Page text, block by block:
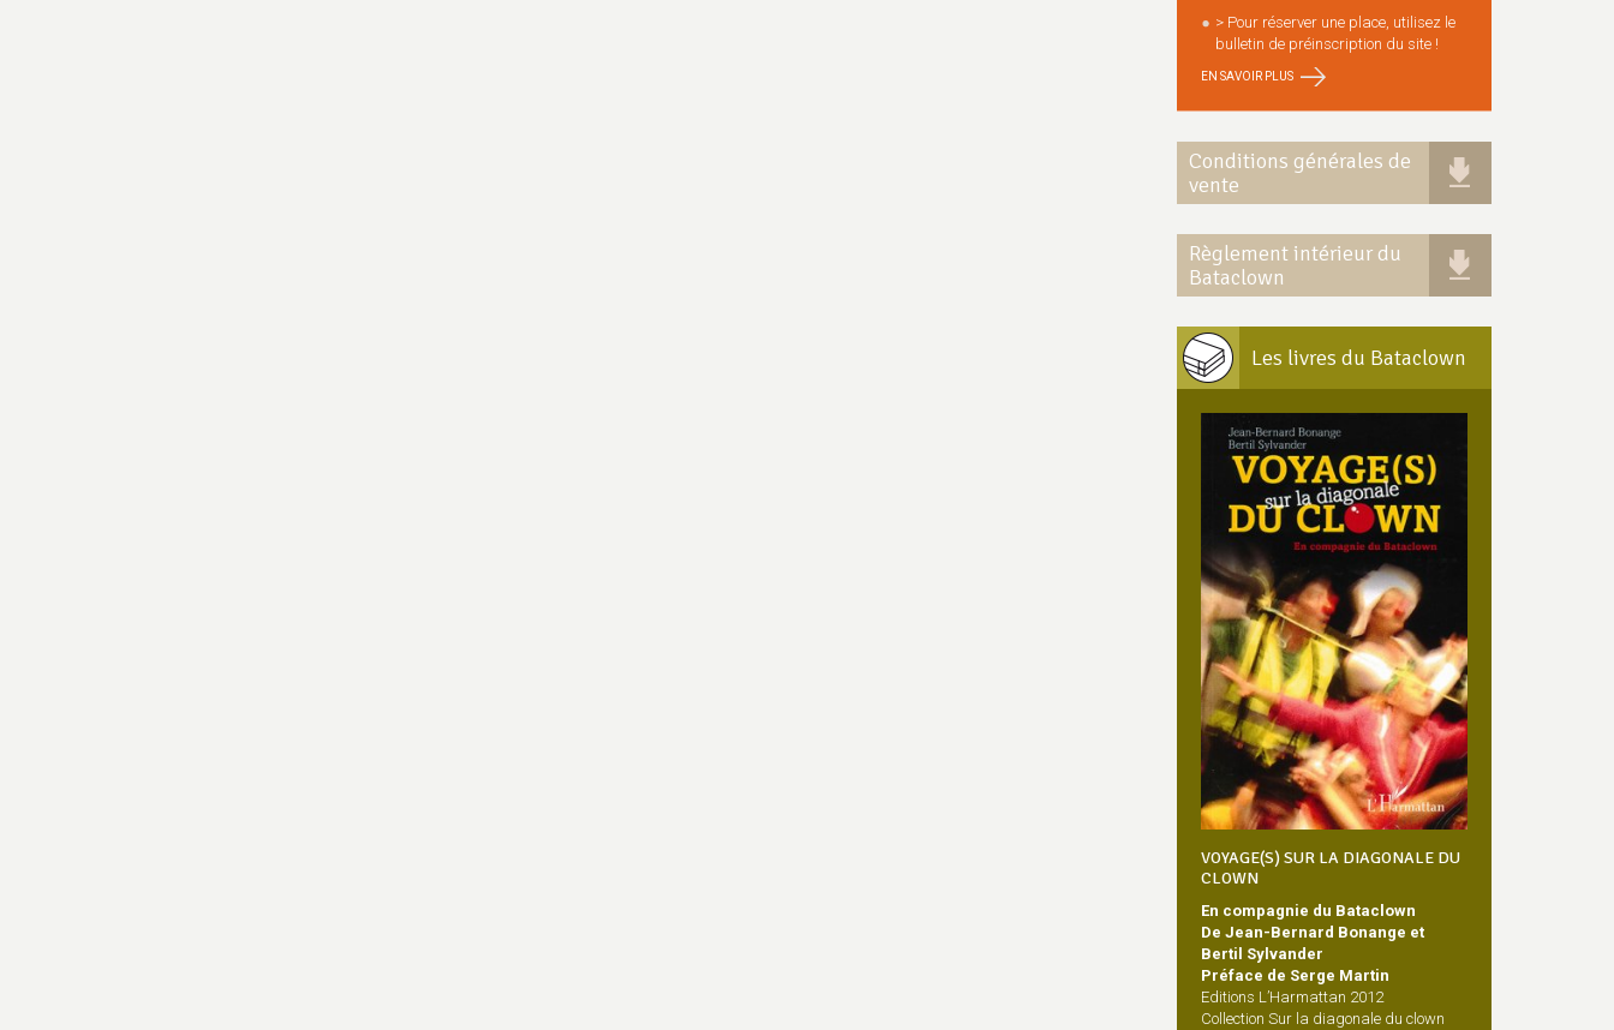
> Pour réserver une place, utilisez le
bulletin de préinscription du site !
EN SAVOIR PLUS
Conditions générales de
vente
Règlement intérieur du
Bataclown
Les livres du Bataclown
VOYAGE(S) SUR LA DIAGONALE DU
CLOWN
En compagnie du Bataclown
De Jean-Bernard Bonange et
Bertil Sylvander
Préface de Serge Martin
Editions L’Harmattan 2012
Collection Sur la diagonale du clown